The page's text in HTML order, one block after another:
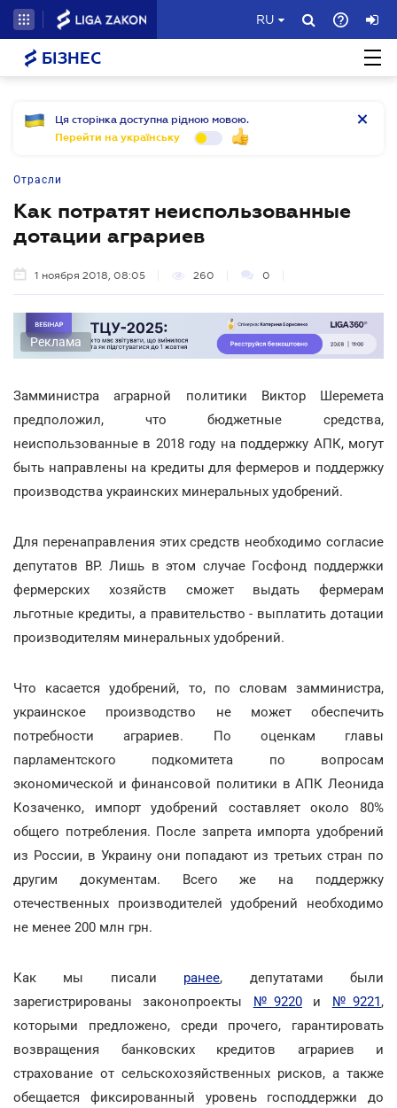
RU
БІЗНЕС
Ця сторінка доступна рідною мовою.
Перейти на українську
Отрасли
Как потратят неиспользованные
дотации аграриев
1 ноября 2018, 08:05 260 0
Реклама
Замминистра аграрной политики Виктор Шеремета
предположил, что бюджетные средства,
неиспользованные в 2018 году на поддержку АПК, могут
быть направлены на кредиты для фермеров и поддержку
производства украинских минеральных удобрений.
Для перенаправления этих средств необходимо согласие
депутатов ВР. Лишь в этом случае Госфонд поддержки
фермерских хозяйств сможет выдать фермерам
льготные кредиты, а правительство - выплатить дотации
производителям минеральных удобрений.
Что касается удобрений, то, по словам замминистра,
украинское производство не может обеспечить
потребности аграриев. По оценкам главы
парламентского подкомитета по вопросам
экономической и финансовой политики в АПК Леонида
Козаченко, импорт удобрений составляет около 80%
общего потребления. После запрета импорта удобрений
из России, в Украину они попадают из третьих стран по
другим документам. Всего же на поддержку
отечественных производителей удобрений необходимо
не менее 200 млн грн.
Как мы писали ранее, депутатами были
зарегистрированы законопроекты №9220 и №9221,
которыми предложено, среди прочего, гарантировать
возвращения банковских кредитов аграриев и
страхование от сельскохозяйственных рисков, а также
обещается фиксированный уровень господдержки до